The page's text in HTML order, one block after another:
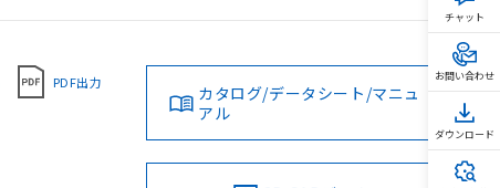
PDF出力
カタログ/データシート/マニュ
アル
チャット
お問い合わせ
ダウンロード